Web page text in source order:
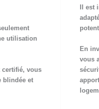
utilisation
certifié, vous
blindée et
Il
En
vous